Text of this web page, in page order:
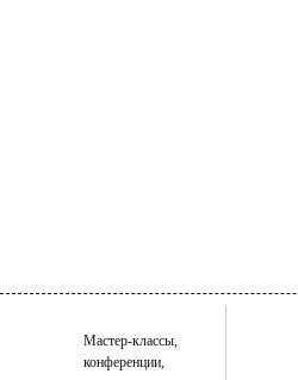
Мастер-классы,
конференции,